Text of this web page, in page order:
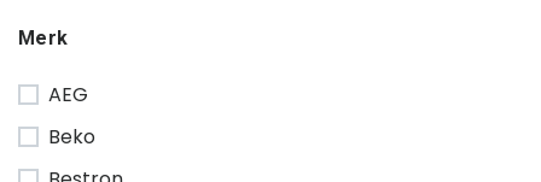
Merk
AEG
Beko